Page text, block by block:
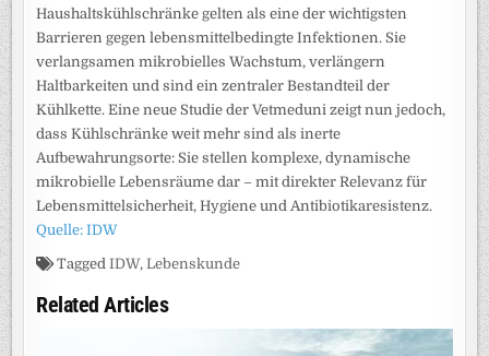
Haushaltskühlschränke gelten als eine der wichtigsten
Barrieren gegen lebensmittelbedingte Infektionen. Sie
verlangsamen mikrobielles Wachstum, verlängern
Haltbarkeiten und sind ein zentraler Bestandteil der
Kühlkette. Eine neue Studie der Vetmeduni zeigt nun jedoch,
dass Kühlschränke weit mehr sind als inerte
Aufbewahrungsorte: Sie stellen komplexe, dynamische
mikrobielle Lebensräume dar – mit direkter Relevanz für
Lebensmittelsicherheit, Hygiene und Antibiotikaresistenz.
Quelle: IDW
TaggedIDW,Lebenskunde
Related Articles